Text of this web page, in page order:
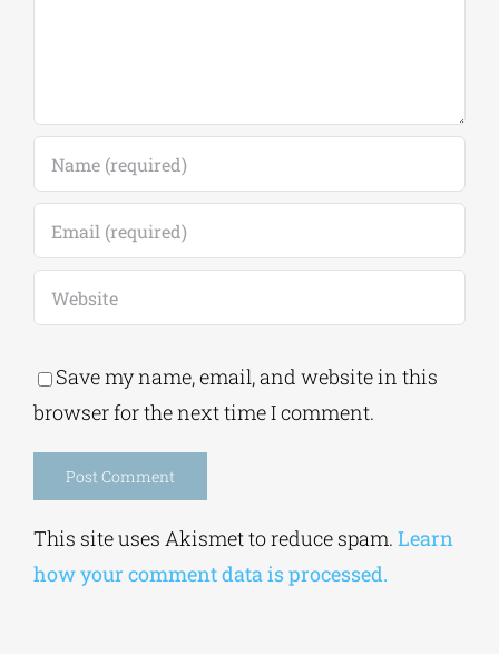
Save my name, email, and website in this
browser for the next time I comment.
This site uses Akismet to reduce spam. Learn
how your comment data is processed.